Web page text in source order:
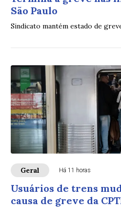
São Paulo
Sindicato mantém estado de
Geral Há 11 horas
Usuários de trens
causa de greve da